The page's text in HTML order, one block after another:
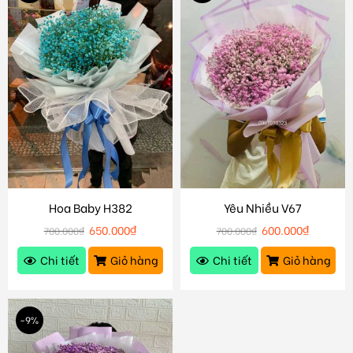
Hoa Baby H382
700.000₫ 650.000₫
Chi tiết
Giỏ hàng
Yêu Nhiều V67
700.000₫ 600.000₫
Chi tiết
Giỏ hàng
-9%